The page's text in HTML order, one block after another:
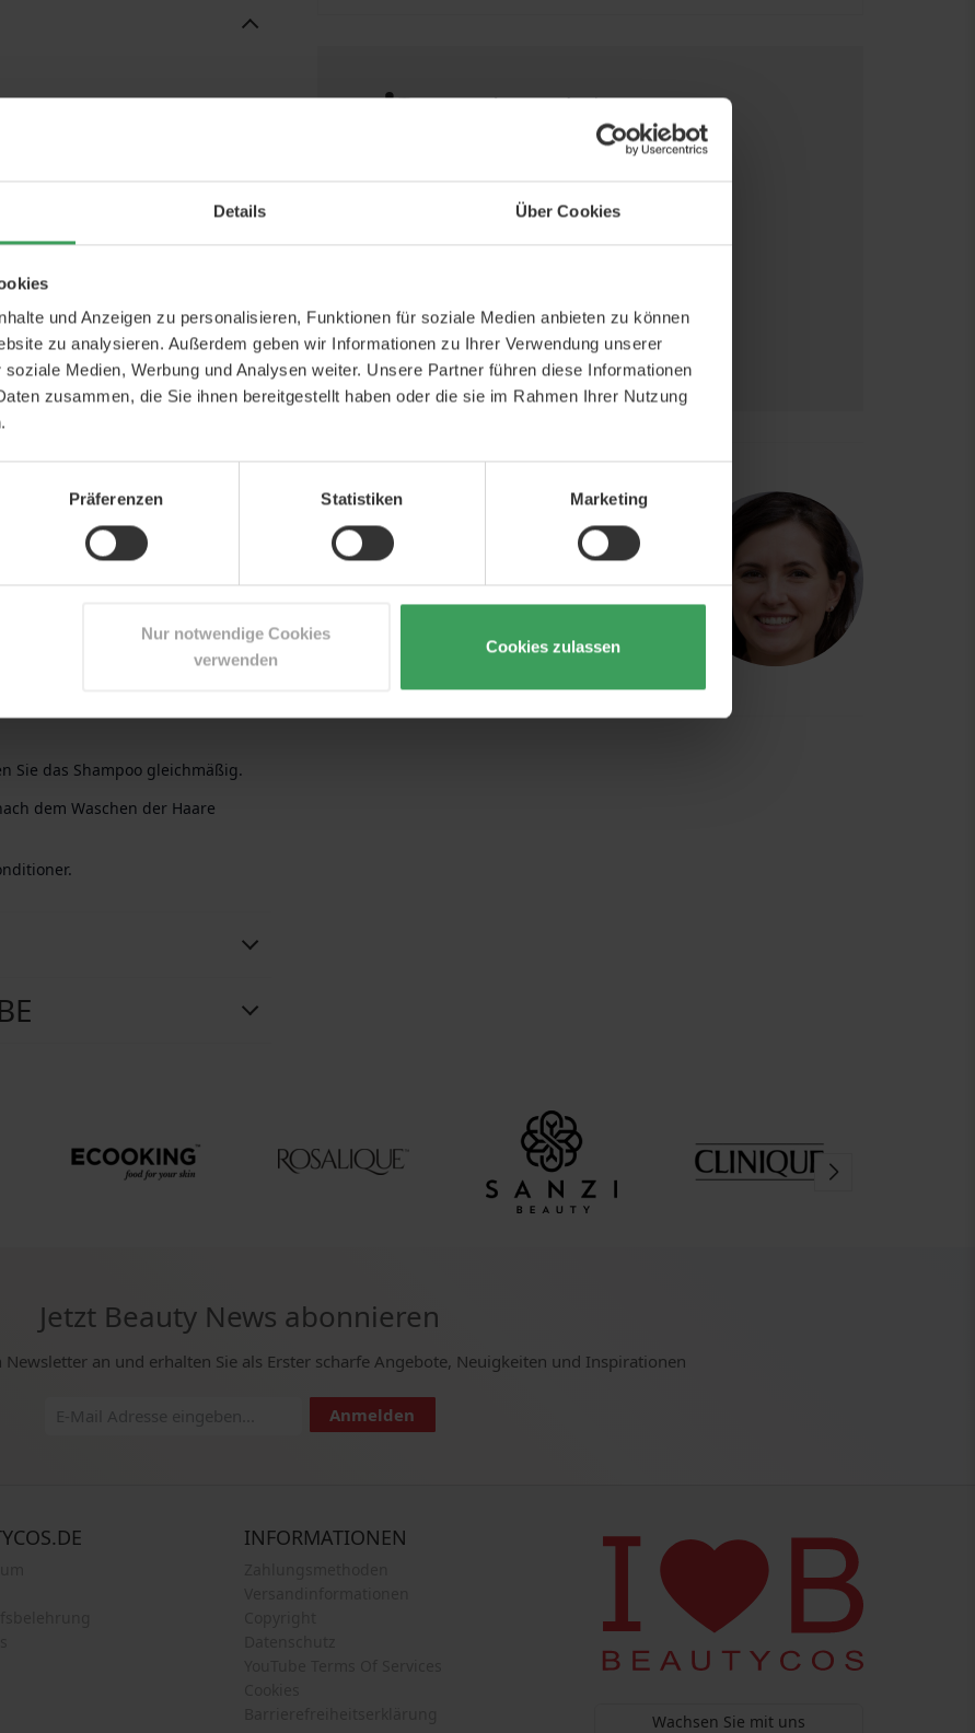
Details Über Cookies
und Anzeigen zu personalisieren, Funktionen für soziale Medien anbieten zu können
zu analysieren. Außerdem geben wir Informationen zu Ihrer Verwendung unserer
Medien, Werbung und Analysen weiter. Unsere Partner führen diese Informationen
zusammen, die Sie ihnen bereitgestellt haben oder die sie im Rahmen Ihrer Nutzung
Präferenzen Statistiken Marketing
Nur notwendige Cookies
verwenden
Cookies zulassen
Haar Damaged and worn hair
Glanzgebend
zur Reinigung von sehr
spendet Feuchtigkeit
und Seidenprotein
neues Leben.
Haar.
einer professionellen
von Parabenen,
Sie das Shampoo gleichmäßig.
dem Waschen der Haare
Gratis Versand- ab €89
Siehe Versandpreisen
Siehe Versandarten
BERATUNG DURCH EXPERTEN
Zögern Sie nicht, uns zu kontaktieren,
wir haben professionell geschultes
Personal.
webshop@beautycos.de
Jetzt Beauty News abonnieren
Newsletter an und erhalten Sie als Erster scharfe Angebote, Neuigkeiten und Inspirationen
Anmelden
INFORMATIONEN
Wachsen Sie mit uns